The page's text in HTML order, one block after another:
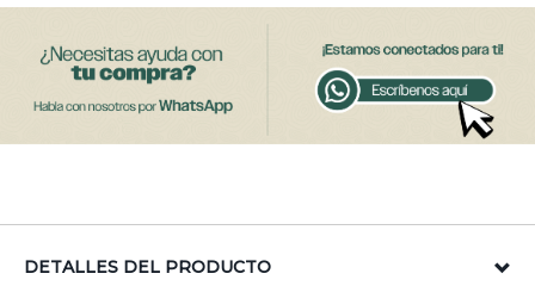
DETALLES DEL PRODUCTO